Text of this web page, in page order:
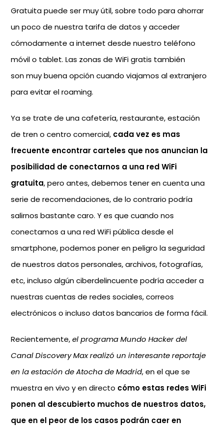
Gratuita puede ser muy útil, sobre todo para ahorrar
un poco de nuestra tarifa de datos y acceder
cómodamente a internet desde nuestro teléfono
móvil o tablet. Las zonas de WiFi gratis también
son muy buena opción cuando viajamos al extranjero
para evitar el roaming.
Ya se trate de una cafetería, restaurante, estación
de tren o centro comercial, cada vez es mas
frecuente encontrar carteles que nos anuncian la
posibilidad de conectarnos a una red WiFi
gratuita, pero antes, debemos tener en cuenta una
serie de recomendaciones, de lo contrario podría
salirnos bastante caro. Y es que cuando nos
conectamos a una red WiFi pública desde el
smartphone, podemos poner en peligro la seguridad
de nuestros datos personales, archivos, fotografías,
etc, incluso algún ciberdelincuente podría acceder a
nuestras cuentas de redes sociales, correos
electrónicos o incluso datos bancarios de forma fácil.
Recientemente,el programa Mundo Hacker del
Canal Discovery Max realizó un interesante reportaje
en la estación de Atocha de Madrid, en el que se
muestra en vivo y en directo cómo estas redes WiFi
ponen al descubierto muchos de nuestros datos,
que en el peor de los casos podrán caer en